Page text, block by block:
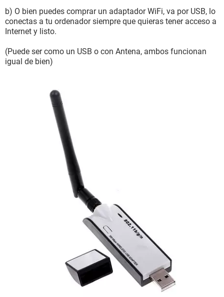
b) O bien puedes comprar un adaptador WiFi, va por USB, lo
conectas a tu ordenador siempre que quieras tener acceso a
Internet y listo.
(Puede ser como un USB o con Antena, ambos funcionan
igual de bien)